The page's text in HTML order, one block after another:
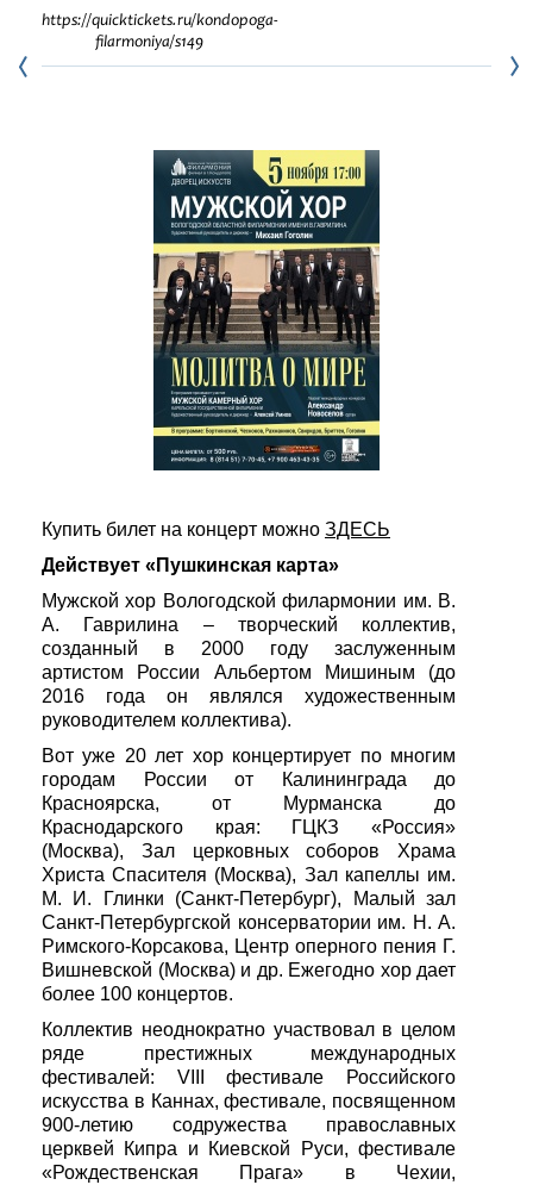
https://quicktickets.ru/kondopoga-
filarmoniya/s149
Купить билет на концерт можно ЗДЕСЬ
Действует «Пушкинская карта»
Мужской хор Вологодской филармонии им. В.
А. Гаврилина – творческий коллектив,
созданный в 2000 году заслуженным
артистом России Альбертом Мишиным (до
2016 года он являлся художественным
руководителем коллектива).
Вот уже 20 лет хор концертирует по многим
городам России от Калининграда до
Красноярска, от Мурманска до
Краснодарского края: ГЦКЗ «Россия»
(Москва), Зал церковных соборов Храма
Христа Спасителя (Москва), Зал капеллы им.
М. И. Глинки (Санкт-Петербург), Малый зал
Санкт-Петербургской консерватории им. Н. А.
Римского-Корсакова, Центр оперного пения Г.
Вишневской (Москва) и др. Ежегодно хор дает
более 100 концертов.
Коллектив неоднократно участвовал в целом
ряде престижных международных
фестивалей: VIII фестивале Российского
искусства в Каннах, фестивале, посвященном
900-летию содружества православных
церквей Кипра и Киевской Руси, фестивале
«Рождественская Прага» в Чехии,